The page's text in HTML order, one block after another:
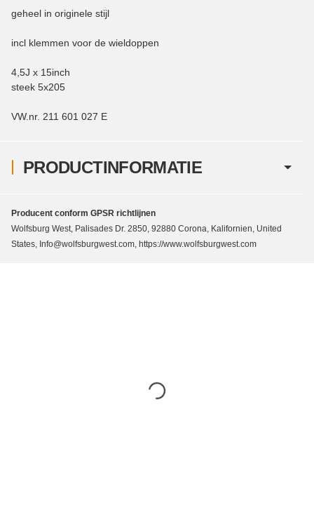
PRODUCTINFORMATIE
geheel in originele stijl
incl klemmen voor de wieldoppen
4,5J x 15inch
steek 5x205
VW.nr. 211 601 027 E
Producent conform GPSR richtlijnen
Wolfsburg West, Palisades Dr. 2850, 92880 Corona, Kalifornien, United
States, Info@wolfsburgwest.com, https://www.wolfsburgwest.com